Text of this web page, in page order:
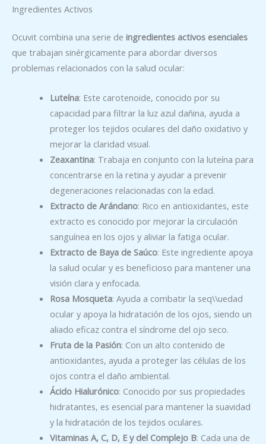
Ingredientes Activos
Ocuvit combina una serie de ingredientes activos esenciales
que trabajan sinérgicamente para abordar diversos
problemas relacionados con la salud ocular:
Luteína: Este carotenoide, conocido por su
capacidad para filtrar la luz azul dañina, ayuda a
proteger los tejidos oculares del daño oxidativo y
mejorar la claridad visual.
Zeaxantina: Trabaja en conjunto con la luteína para
concentrarse en la retina y ayudar a prevenir
degeneraciones relacionadas con la edad.
Extracto de Arándano: Rico en antioxidantes, este
extracto es conocido por mejorar la circulación
sanguínea en los ojos y aliviar la fatiga ocular.
Extracto de Baya de Saúco: Este ingrediente apoya
la salud ocular y es beneficioso para mantener una
visión clara y enfocada.
Rosa Mosqueta: Ayuda a combatir la seq\\uedad
ocular y apoya la hidratación de los ojos, siendo un
aliado eficaz contra el síndrome del ojo seco.
Fruta de la Pasión: Con un alto contenido de
antioxidantes, ayuda a proteger las células de los
ojos contra el daño ambiental.
Ácido Hialurónico: Conocido por sus propiedades
hidratantes, es esencial para mantener la suavidad
y la hidratación de los tejidos oculares.
Vitaminas A, C, D, E y del Complejo B: Cada una de